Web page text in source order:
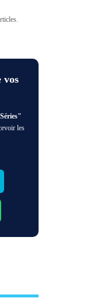
vos
les